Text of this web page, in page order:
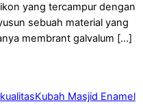
yang tercampur dengan
sebuah material yang
membrant galvalum […]
Kubah Masjid Enamel